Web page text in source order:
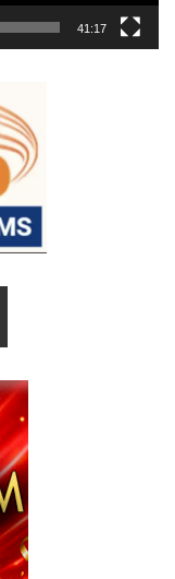
41:17